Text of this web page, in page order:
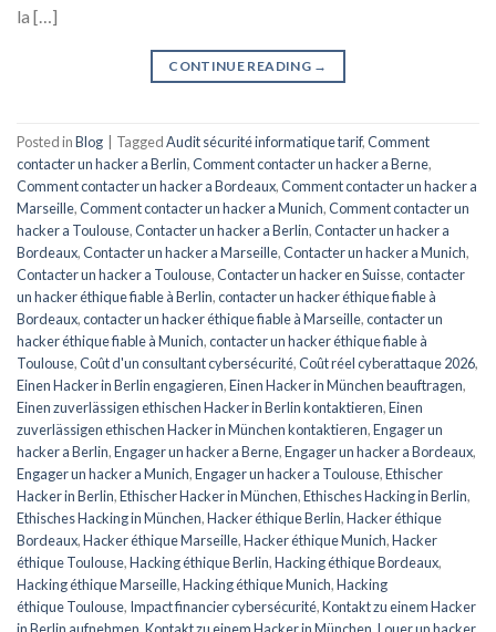
la […]
CONTINUE READING →
Posted inBlog TaggedAudit sécurité informatique tarif,Comment
contacter un hacker a Berlin,Comment contacter un hacker a Berne,
Comment contacter un hacker a Bordeaux,Comment contacter un hacker a
Marseille,Comment contacter un hacker a Munich,Comment contacter un
hacker a Toulouse,Contacter un hacker a Berlin,Contacter un hacker a
Bordeaux,Contacter un hacker a Marseille,Contacter un hacker a Munich,
Contacter un hacker a Toulouse,Contacter un hacker en Suisse,contacter
un hacker éthique fiable à Berlin,contacter un hacker éthique fiable à
Bordeaux,contacter un hacker éthique fiable à Marseille,contacter un
hacker éthique fiable à Munich,contacter un hacker éthique fiable à
Toulouse,Coût d'un consultant cybersécurité,Coût réel cyberattaque 2026,
Einen Hacker in Berlin engagieren,Einen Hacker in München beauftragen,
Einen zuverlässigen ethischen Hacker in Berlin kontaktieren,Einen
zuverlässigen ethischen Hacker in München kontaktieren,Engager un
hacker a Berlin,Engager un hacker a Berne,Engager un hacker a Bordeaux,
Engager un hacker a Munich,Engager un hacker a Toulouse,Ethischer
Hacker in Berlin,Ethischer Hacker in München,Ethisches Hacking in Berlin,
Ethisches Hacking in München,Hacker éthique Berlin,Hacker éthique
Bordeaux,Hacker éthique Marseille,Hacker éthique Munich,Hacker
éthique Toulouse,Hacking éthique Berlin,Hacking éthique Bordeaux,
Hacking éthique Marseille,Hacking éthique Munich,Hacking
éthique Toulouse, Impact financier cybersécurité,Kontakt zu einem Hacker